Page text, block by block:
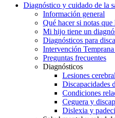
Diagnóstico y cuidado de la
Información general
Qué hacer si notas
Mi hijo tiene un
Diagnósticos para
Intervención
Preguntas frecuentes
Diagnósticos
Lesiones
Discapacidades
Condiciones
Ceguera y
Dislexia y